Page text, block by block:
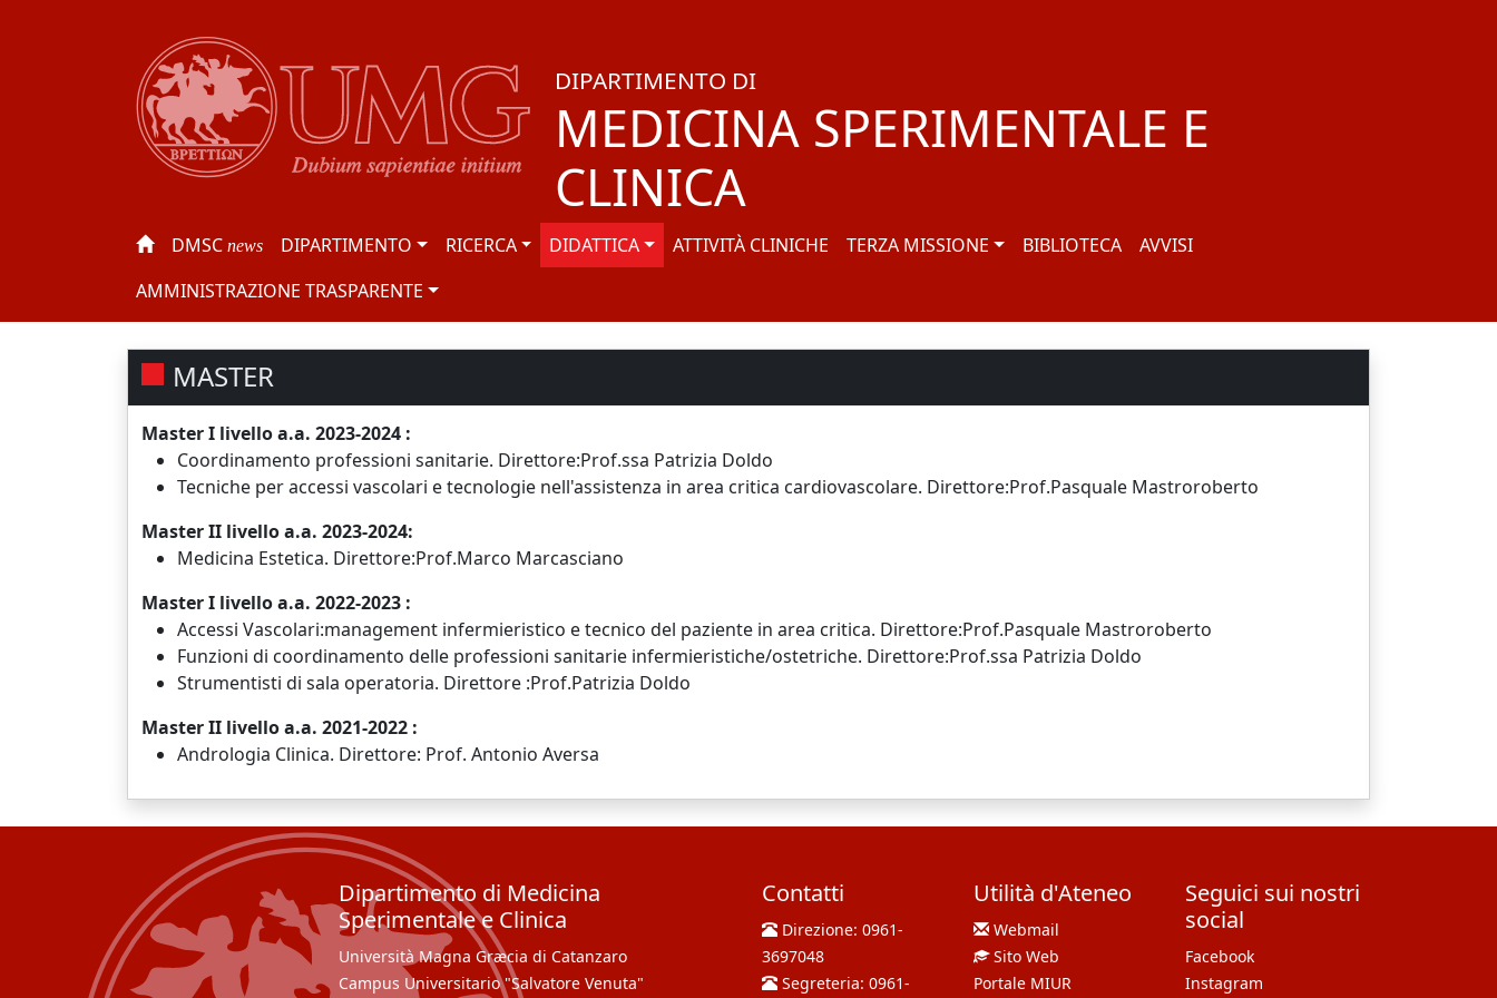
DIPARTIMENTO DI
MEDICINA SPERIMENTALE E
CLINICA
DMSC news DIPARTIMENTO RICERCA DIDATTICA ATTIVITÀ CLINICHE TERZA MISSIONE BIBLIOTECA
AVVISI
AMMINISTRAZIONE TRASPARENTE
MASTER
Master I livello a.a. 2023-2024 :
Coordinamento professioni sanitarie. Direttore:Prof.ssa Patrizia Doldo
Tecniche per accessi vascolari e tecnologie nell'assistenza in area critica cardiovascolare. Direttore:Prof.Pasquale Mastroroberto
Master II livello a.a. 2023-2024:
Medicina Estetica. Direttore:Prof.Marco Marcasciano
Master I livello a.a. 2022-2023 :
Accessi Vascolari:management infermieristico e tecnico del paziente in area critica. Direttore:Prof.Pasquale Mastroroberto
Funzioni di coordinamento delle professioni sanitarie infermieristiche/ostetriche. Direttore:Prof.ssa Patrizia Doldo
Strumentisti di sala operatoria. Direttore :Prof.Patrizia Doldo
Master II livello a.a. 2021-2022 :
Andrologia Clinica. Direttore: Prof. Antonio Aversa
Dipartimento di Medicina
Sperimentale e Clinica
Università Magna Græcia di Catanzaro
Campus Universitario "Salvatore Venuta"
Contatti
Direzione: 0961-
3697048
Segreteria: 0961-
Utilità d'Ateneo
Webmail
Sito Web
Portale MIUR
Seguici sui nostri
social
Facebook
Instagram